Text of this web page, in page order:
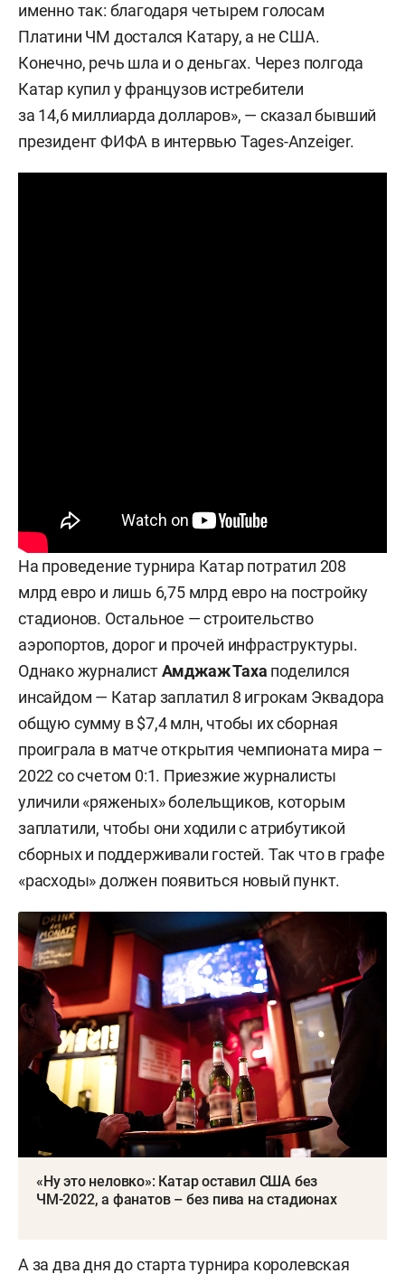
именно так: благодаря четырем голосам
Платини ЧМ достался Катару, а не США.
Конечно, речь шла и о деньгах. Через полгода
Катар купил у французов истребители
за 14,6 миллиарда долларов», — сказал бывший
президент ФИФА в интервью Tages-Anzeiger.
На проведение турнира Катар потратил 208
млрд евро и лишь 6,75 млрд евро на постройку
стадионов. Остальное — строительство
аэропортов, дорог и прочей инфраструктуры.
Однако журналистАмджаж Таха поделился
инсайдом — Катар заплатил 8 игрокам Эквадора
общую сумму в $7,4 млн, чтобы их сборная
проиграла в матче открытия чемпионата мира –
2022 со счетом 0:1. Приезжие журналисты
уличили «ряженых» болельщиков, которым
заплатили, чтобы они ходили с атрибутикой
сборных и поддерживали гостей. Так что в графе
«расходы» должен появиться новый пункт.
«Ну это неловко»: Катар оставил США без
ЧМ-2022, а фанатов – без пива на стадионах
А за два дня до старта турнира королевская